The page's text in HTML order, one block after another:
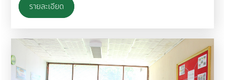
รายละเอียด